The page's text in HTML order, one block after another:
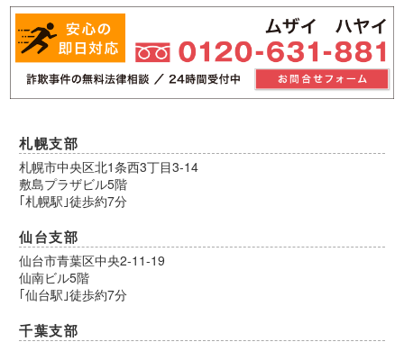
札幌支部
札幌市中央区北1条西3丁目3-14
敷島プラザビル5階
｢札幌駅｣徒歩約7分
仙台支部
仙台市青葉区中央2-11-19
仙南ビル5階
｢仙台駅｣徒歩約7分
千葉支部